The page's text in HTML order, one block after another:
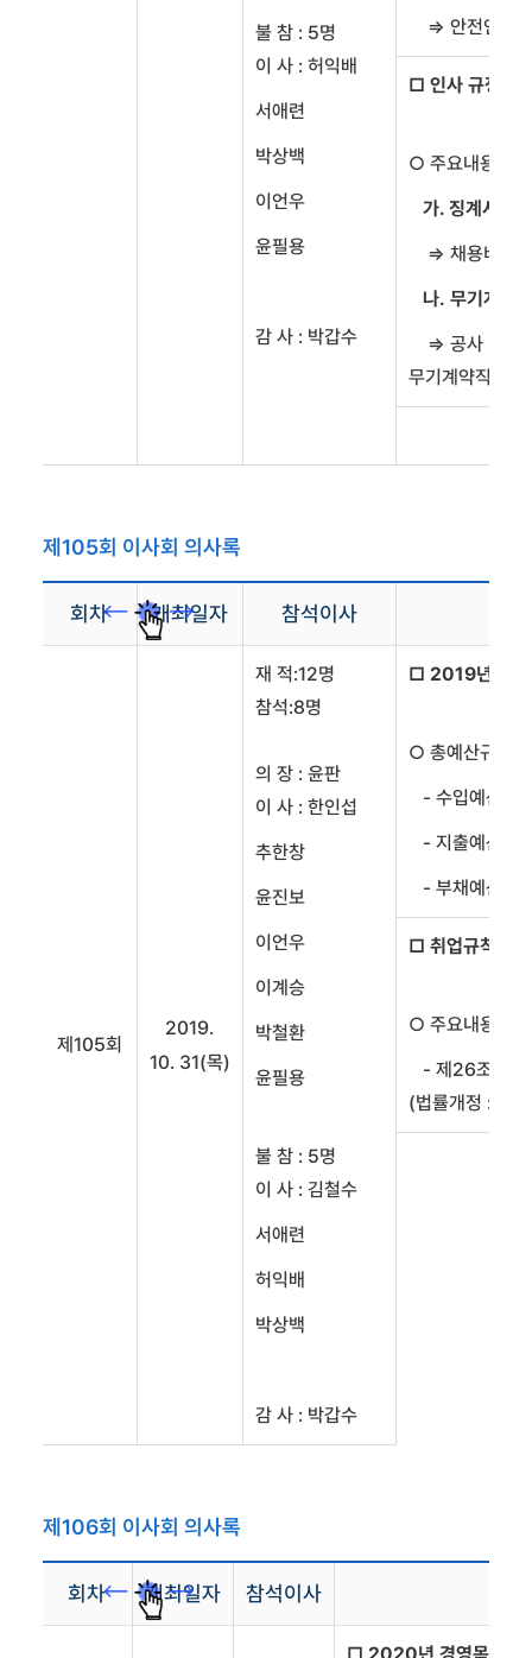
불 참 : 5명
이 사 : 허익배
서애련
박상백
이언우
윤필용
감 사 : 박갑수
⇒ 안전인식
□ 인사 규정 일
○ 주요내용
가. 징계시효
⇒ 채용비리를
나. 무기계약
⇒ 공사 기간제
무기계약직 경
제105회 이사회 의사록
회차 개최일자 참석이사
제105회
2019.
10. 31(목)
재 적:12명
참석:8명
의 장 : 윤판
이 사 : 한인섭
추한창
윤진보
이언우
이계승
박철환
윤필용
불 참 : 5명
이 사 : 김철수
서애련
허익배
박상백
감 사 : 박갑수
□ 2019년도 제
○ 총예산규모 :
- 수입예산 :
- 지출예산 :
- 부채예산 :
□ 취업규칙 일
○ 주요내용
- 제26조(청원
(법률개정 :
제106회 이사회 의사록
회차 개최일자 참석이사